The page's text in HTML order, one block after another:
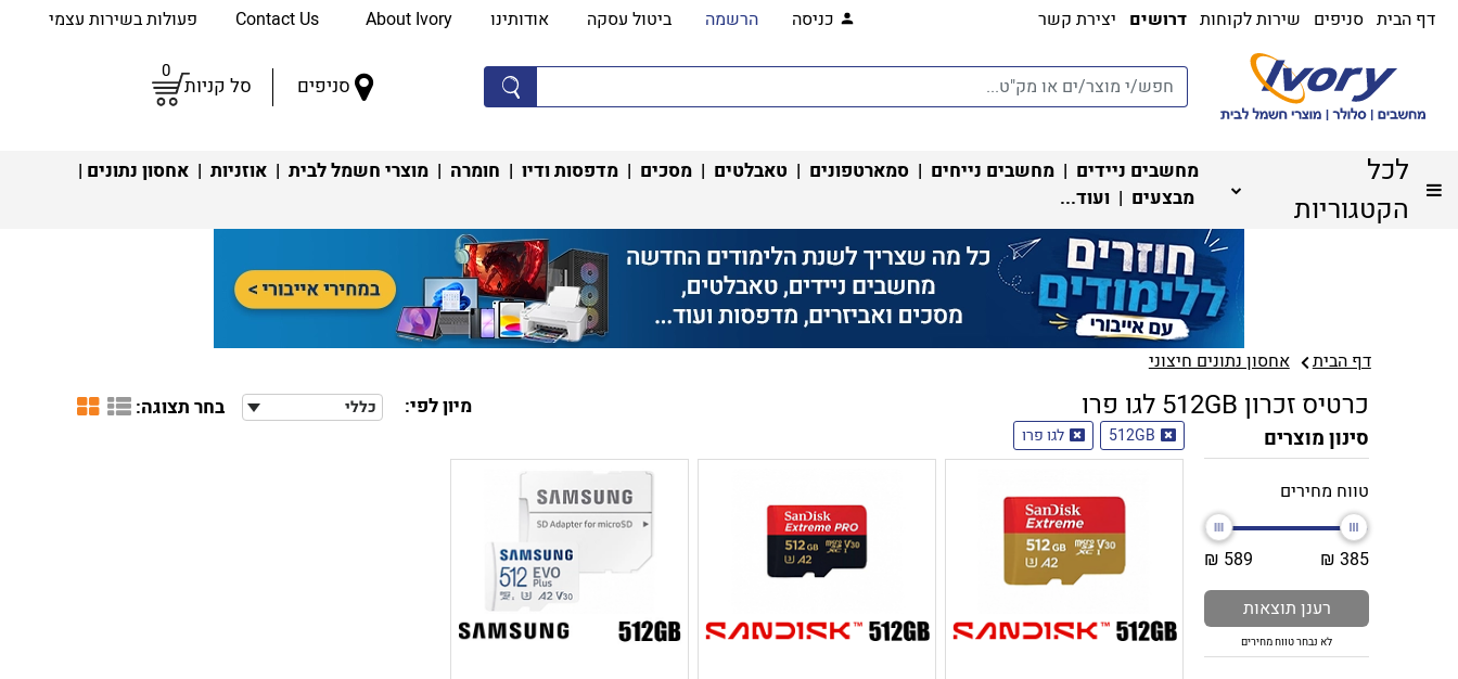
דף הבית סניפים שירות לקוחות דרושים יצירת קשר כניסה הרשמה ביטול עסקה אודותינו About Ivory פעולות בשירות עצמי
סניפים סל קניות
0
לכל
הקטגוריות
מחשבים ניידים | מחשבים נייחים | סמארטפונים | טאבלטים | מסכים | מדפסות ודיו | חומרה | מוצרי חשמל לבית | אוזניות | אחסון נתונים |
מבצעים | ועוד...
דף הבית אחסון נתונים חיצוני
כרטיס זכרון 512GB לגו פרו מיון לפי: כללי בחר תצוגה:
סינון מוצרים
טווח מחירים
385 ₪
589 ₪
רענן תוצאות
לא נבחר טווח מחירים
512GB לגו פרו